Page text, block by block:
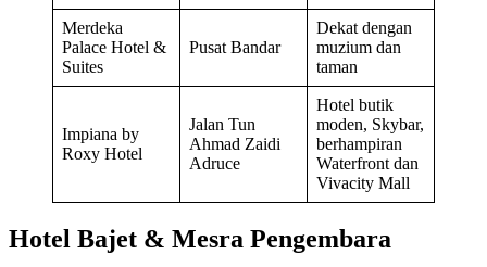
Merdeka
Palace Hotel &
Suites
Pusat Bandar
Dekat dengan
muzium dan
taman
Impiana by
Roxy Hotel
Jalan Tun
Ahmad Zaidi
Adruce
Hotel butik
moden, Skybar,
berhampiran
Waterfront dan
Vivacity Mall
Hotel Bajet & Mesra Pengembara